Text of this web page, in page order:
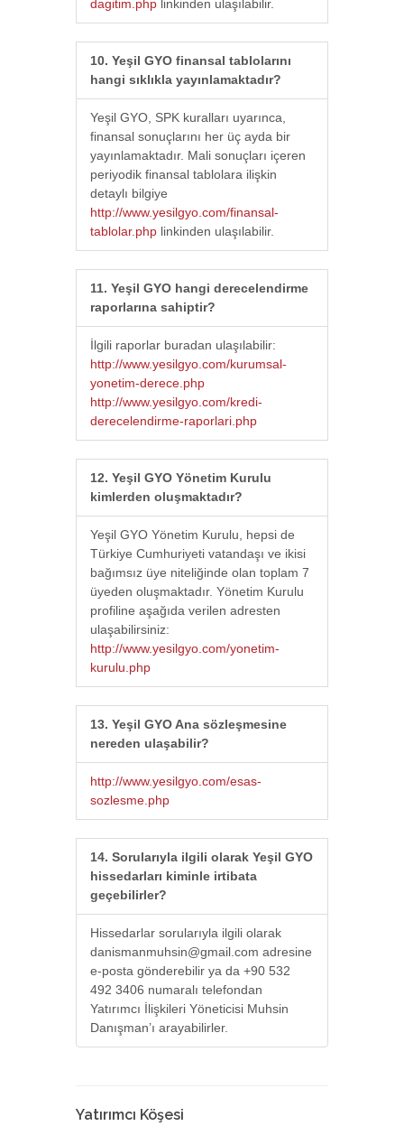
dagitim.php linkinden ulaşılabilir.
10. Yeşil GYO finansal tablolarını
hangi sıklıkla yayınlamaktadır?
Yeşil GYO, SPK kuralları uyarınca,
finansal sonuçlarını her üç ayda bir
yayınlamaktadır. Mali sonuçları içeren
periyodik finansal tablolara ilişkin
detaylı bilgiye
http://www.yesilgyo.com/finansal-
tablolar.php linkinden ulaşılabilir.
11. Yeşil GYO hangi derecelendirme
raporlarına sahiptir?
İlgili raporlar buradan ulaşılabilir:
http://www.yesilgyo.com/kurumsal-
yonetim-derece.php
http://www.yesilgyo.com/kredi-
derecelendirme-raporlari.php
12. Yeşil GYO Yönetim Kurulu
kimlerden oluşmaktadır?
Yeşil GYO Yönetim Kurulu, hepsi de
Türkiye Cumhuriyeti vatandaşı ve ikisi
bağımsız üye niteliğinde olan toplam 7
üyeden oluşmaktadır. Yönetim Kurulu
profiline aşağıda verilen adresten
ulaşabilirsiniz:
http://www.yesilgyo.com/yonetim-
kurulu.php
13. Yeşil GYO Ana sözleşmesine
nereden ulaşabilir?
http://www.yesilgyo.com/esas-
sozlesme.php
14. Sorularıyla ilgili olarak Yeşil GYO
hissedarları kiminle irtibata
geçebilirler?
Hissedarlar sorularıyla ilgili olarak
danismanmuhsin@gmail.com adresine
e-posta gönderebilir ya da +90 532
492 3406 numaralı telefondan
Yatırımcı İlişkileri Yöneticisi Muhsin
Danışman’ı arayabilirler.
Yatırımcı Köşesi